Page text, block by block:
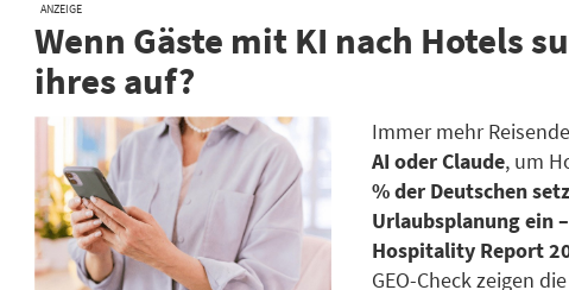
ANZEIGE
Wenn Gäste mit KI nach Hotels
ihres auf?
Immer mehr
AI oder Claude, um
% der Deutschen
Urlaubsplanung ein
Hospitality Report
GEO-Check zeigen